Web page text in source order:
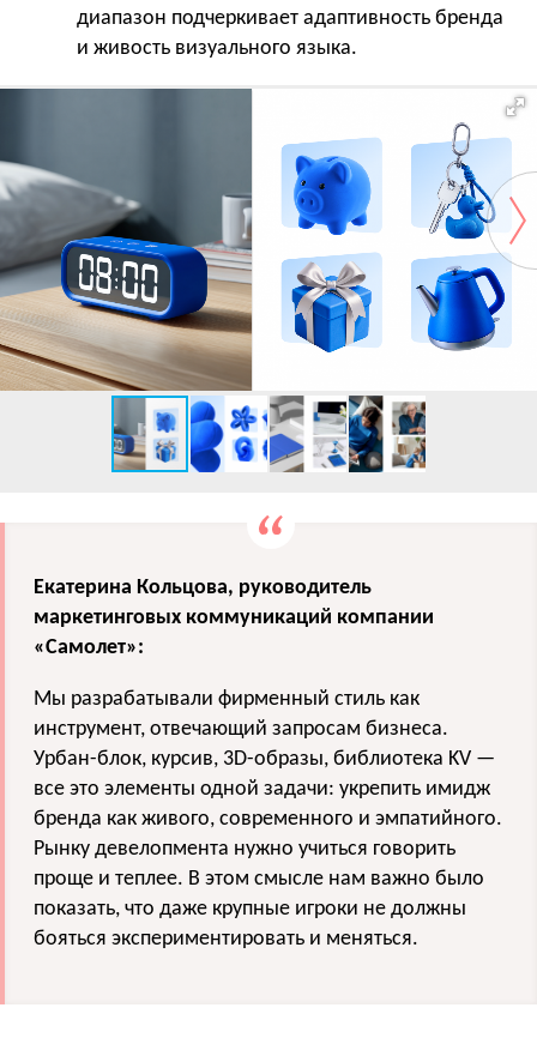
диапазон подчеркивает адаптивность бренда
и живость визуального языка.
Екатерина Кольцова, руководитель
маркетинговых коммуникаций компании
«Самолет»:
Мы разрабатывали фирменный стиль как
инструмент, отвечающий запросам бизнеса.
Урбан-блок, курсив, 3D-образы, библиотека KV —
все это элементы одной задачи: укрепить имидж
бренда как живого, современного и эмпатийного.
Рынку девелопмента нужно учиться говорить
проще и теплее. В этом смысле нам важно было
показать, что даже крупные игроки не должны
бояться экспериментировать и меняться.